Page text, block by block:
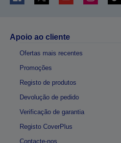
Apoio ao cliente
Ofertas mais recentes
Promoções
Registo de produtos
Devolução de pedido
Verificação de garantia
Registo CoverPlus
Contacte-nos